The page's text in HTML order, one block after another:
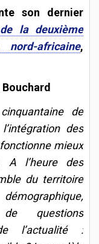
son dernier
la deuxième
africaine,
de
des
mieux
A l’heure des
du territoire
questions
l’actualité :